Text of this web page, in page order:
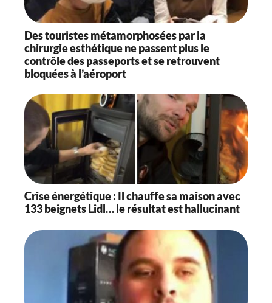
Des touristes métamorphosées par la
chirurgie esthétique ne passent plus le
contrôle des passeports et se retrouvent
bloquées à l’aéroport
Crise énergétique : Il chauffe sa maison avec
133 beignets Lidl… le résultat est hallucinant